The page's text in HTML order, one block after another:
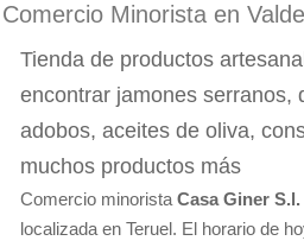
Comercio Minorista en
Tienda de productos
encontrar jamones serranos,
adobos, aceites de oliva,
muchos productos más
Comercio minorista Casa Giner S.l.
localizada en Teruel. El horario de